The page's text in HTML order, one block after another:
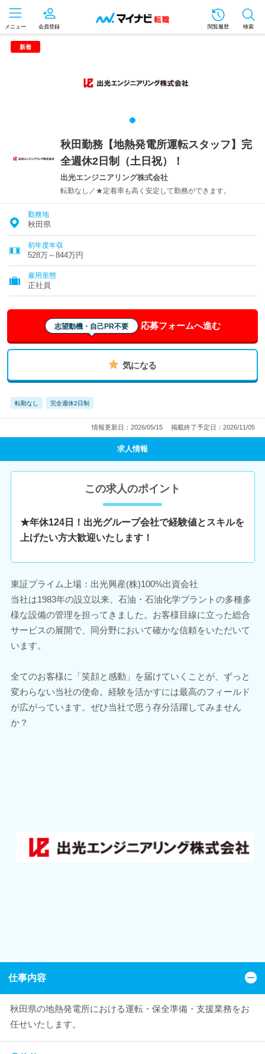
メニュー 会員登録 閲覧履歴 検索
新着
秋田勤務【地熱発電所運転スタッフ】完
全週休2日制（土日祝）！
出光エンジニアリング株式会社
転勤なし／★定着率も高く安定して勤務ができます。
勤務地
秋田県
初年度年収
528万～844万円
雇用形態
正社員
志望動機・自己PR不要 応募フォームへ進む
気になる
転勤なし 完全週休2日制
情報更新日：2026/05/15 掲載終了予定日：2026/11/05
求人情報
この求人のポイント
★年休124日！出光グループ会社で経験値とスキルを
上げたい方大歓迎いたします！
東証プライム上場：出光興産(株)100%出資会社
当社は1983年の設立以来、石油・石油化学プラントの多種多
様な設備の管理を担ってきました。お客様目線に立った総合
サービスの展開で、同分野において確かな信頼をいただいて
います。
全てのお客様に「笑顔と感動」を届けていくことが、ずっと
変わらない当社の使命。経験を活かすには最高のフィールド
が広がっています。ぜひ当社で思う存分活躍してみません
か？
仕事内容
秋田県の地熱発電所における運転・保全準備・支援業務をお
任せいたします。